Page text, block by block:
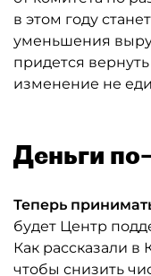
в этом году
уменьшения
придется
изменение не
Деньги
Теперь
будет Центр
Как рассказали в
чтобы снизить